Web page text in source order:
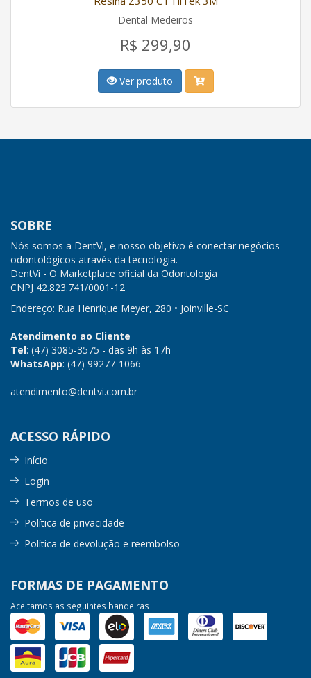
Dental Medeiros
R$ 299,90
Ver produto
SOBRE
Nós somos a DentVi, e nosso objetivo é conectar negócios
odontológicos através da tecnologia.
DentVi - O Marketplace oficial da Odontologia
CNPJ 42.823.741/0001-12
Endereço: Rua Henrique Meyer, 280 • Joinville-SC
Atendimento ao Cliente
Tel: (47) 3085-3575 - das 9h às 17h
WhatsApp: (47) 99277-1066
atendimento@dentvi.com.br
ACESSO RÁPIDO
Início
Login
Termos de uso
Política de privacidade
Política de devolução e reembolso
FORMAS DE PAGAMENTO
Aceitamos as seguintes bandeiras